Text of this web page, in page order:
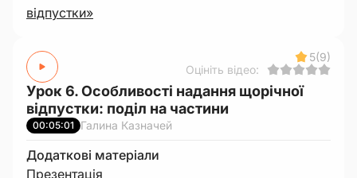
відпустки»
5(9)
Оцініть відео:
Урок 6. Особливості надання щорічної
відпустки: поділ на частини
00:05:01 Галина Казначей
Додаткові матеріали
Презентація